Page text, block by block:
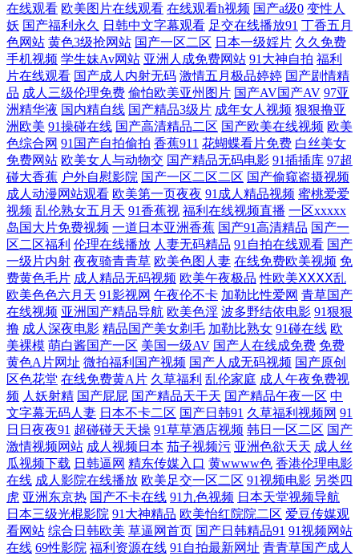
91瑟瑟视频导航 91成人天蚕 最新地址91 91N视频网z 伊人影院成人A片 69
午夜影院 在线观AV 伊人AⅤ大香蕉 在线观看肏屄视频 伊人久爱成人 香蕉
视频app污 深夜浮力视频 91AU视频 91黄色片网站 91在线免费 97超碰女人
TS国产网站 www桃色av 91视频网站入口 91搞熟女 91秀秀 91在线综合观
看 俺去啦俺去操 97超碰超碰在线 白丝美女足交 AV天堂成人网 韩国理论
av电影 老司机午夜福利网 久久伊人熟女 精品国产乱 欧美日韩导航 另类极
品五五分 麻豆ddys 九一福利 韩国乳首中文 福利射深夜av 超碰快爱 97综合
视频在线 国产一区二区免费 精品视频初夜在线 国内av超碰 岛国肏逼在线
成人午夜精品一级 不卡国产视频 99超碰在线精 91牛逼 91超碰成人导航 亚
洲天堂东京热 亚洲色色电影网站 午夜AV片 日姜女BB 日韩激情影院 欧美
淫色网 欧美日韩人人 足交AV 欧美色中色影视 足交福利在线 豆花看片 青
青超碰 在线看黄 91最新网站 97色福利导航 人人爽爽 91av足交 老司机福
利电影院 69福利社一区 老司机综合 五月天性爱视频 超碰九7 欧美卡不卡
亚州综合色网 www9玖玖 欧美成人免费专区 91rp爆 国产精品啪啪视频 探
在线观看 欧美图片在线观看 在线观看h视频 国产a级0 变性人
妖 国产福利永久 日韩中文字幕观看 足交在线播放91 丁香五月
色网站 黄色3级抢网站 国产一区二区 日本一级婬片 久久免费
手机视频 学生妹Av网站 亚洲人成免费网站 91大神自拍 福利
片在线观看 国产成人内射无码 激情五月极品婷婷 国产剧情精
品 成人三级伦理免费 偷怕欧美亚州图片 国产AV国产AV 97亚
洲精华液 国内精自线 国产精品3级片 成年女人视频 狠狠撸亚
洲欧美 91操碰在线 国产高清精品二区 国产欧美在线视频 欧美
色综合网 91国产自拍偷拍 香蕉911 花蝴蝶看片免费 白丝美女
免费网站 欧美女人与动物交 国产精品无码电影 91插插库 97超
碰大香蕉 户外自慰影院 国产一区二区二区 国产偷窥盗摄视频
成人动漫网站观看 欧美第一页夜夜 91成人精品视频 蜜桃爱爱
视频 乱伦熟女五月天 91香蕉视 福利在线视频直播 一区xxxxx
岛国大片免费视频 一道日本亚洲香蕉 国产91高清精品 国产一
区二区福利 伦理在线播放 人妻无码精品 91自拍在线观看 国产
一级片内射 夜夜骑青青草 欧美色图人妻 在线免费欧美视频 免
费黄色毛片 成人精品无码视频 欧美午夜极品 性欧美ⅩⅩⅩⅩ乱
欧美色色六月天 91影视网 午夜伦不卡 加勒比性爱网 青草国产
在线视频 亚洲国产精品导航 欧美色淫 波多野结依电影 91狠狠
撸 成人深夜电影 精品国产美女剃毛 加勒比熟女 91碰在线 欧
美裸模 萌白酱国产一区 美国一级AV 国产人在线成免费 免费
黄色A片网址 微拍福利国产视频 国产人成无码视频 国产原创
区色花堂 在线免费黄A片 久草福利 乱伦家庭 成人午夜免费视
频 人妖射精 国产屁屁 国产精品天干天 国产精品午夜一区 中
文字幕无码人妻 日本不卡二区 国产日韩91 久草福利视频网 91
日日夜夜91 超碰碰天天操 91草草酒店视频 韩日一区二区 国产
激情视频网站 成人视频日本 茄子视频污 亚洲色欲天天 成人丝
瓜视频下载 日韩逼网 精东传媒入口 黄wwww色 香港伦理电影
在线 成人影院在线播放 欧美足交一区二区 91视频电影 另类四
虎 亚洲东京热 国产不卡在线 91九色视频 日本天堂视频导航
日本三级光棍影院 91大神精品 欧美怡红院院二区 爱豆传媒观
看网站 综合日韩欧美 草逼网首页 国产日韩精品91 91视频网站
在线 69性影院 福利资源在线 91自拍最新网址 青青草国产成人